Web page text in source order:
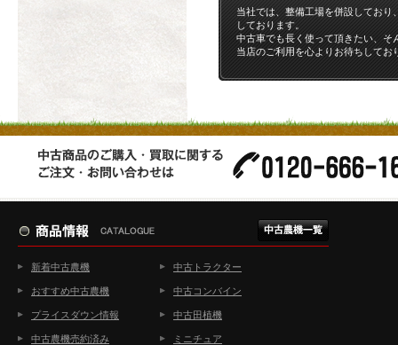
当社では、整備工場を併設してお
しております。
中古車でも長く使って頂きたい、そ
当店のご利用を心よりお待ちしてお
新着中古農機
おすすめ中古農機
プライスダウン情報
中古農機売約済み
中古トラクター
中古コンバイン
中古田植機
ミニチュア